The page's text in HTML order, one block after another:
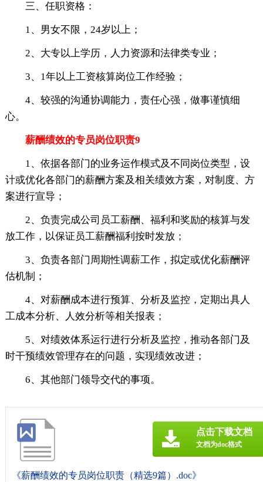
三、任职资格：
1、男女不限，24岁以上；
2、大专以上学历，人力资源和法律类专业；
3、1年以上工资核算岗位工作经验；
4、较强的沟通协调能力，责任心强，做事谨慎细
心。
薪酬绩效的专员岗位职责9
1、依据各部门的业务运作模式及不同岗位类型，设
计或优化各部门的薪酬方案及相关绩效方案，对制度、方
案进行宣导；
2、负责完成公司员工薪酬、福利和奖励的核算与发
放工作，以保证员工薪酬福利按时发放；
3、负责各部门周期性调薪工作，拟定或优化薪酬评
估机制；
4、对薪酬成本进行预算、分析及监控，定期出具人
工成本分析、人效分析等相关报表；
5、对绩效体系运行进行分析及监控，推动各部门及
时干预绩效管理存在的问题，实现绩效改进；
6、其他部门领导交代的事项。
《薪酬绩效的专员岗位职责（精选9篇）.doc》
点击下载文档
文档为doc格式